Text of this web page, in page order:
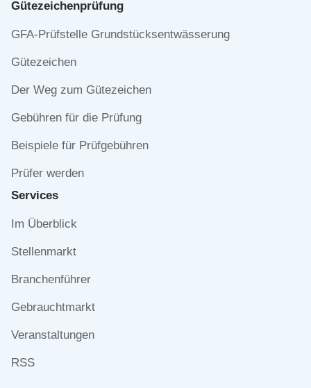
Gütezeichen­prüfung
Navigation
GFA-Prüfstelle Grundstücksentwässerung
Gütezeichen
Der Weg zum Gütezeichen
Gebühren für die Prüfung
Beispiele für Prüfgebühren
Prüfer werden
Services
Navigation
Im Überblick
Stellenmarkt
Branchenführer
Gebrauchtmarkt
Veranstaltungen
RSS